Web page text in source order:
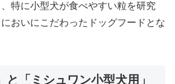
特に小型犬が食べやすい粒を研究
おいにこだわったドッグフードとな
と「ミシュワン小型犬用」